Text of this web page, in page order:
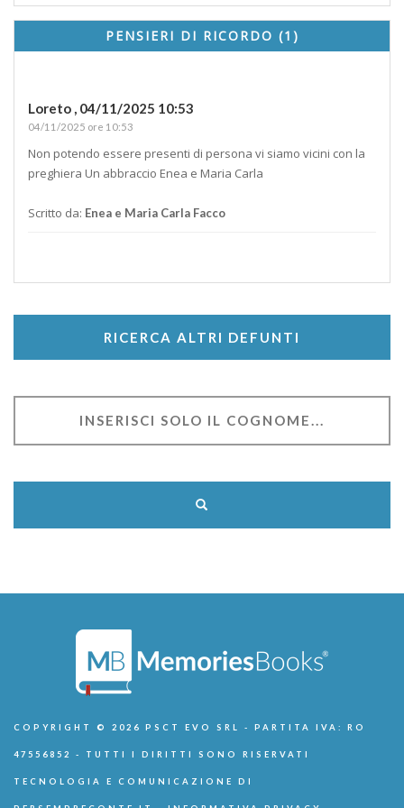
PENSIERI DI RICORDO (1)
Loreto , 04/11/2025 10:53
04/11/2025 ore 10:53
Non potendo essere presenti di persona vi siamo vicini con la
preghiera Un abbraccio Enea e Maria Carla
Scritto da: Enea e Maria Carla Facco
RICERCA ALTRI DEFUNTI
COPYRIGHT © 2026 PSCT EVO SRL - PARTITA IVA: RO
47556852 - TUTTI I DIRITTI SONO RISERVATI
TECNOLOGIA E COMUNICAZIONE DI